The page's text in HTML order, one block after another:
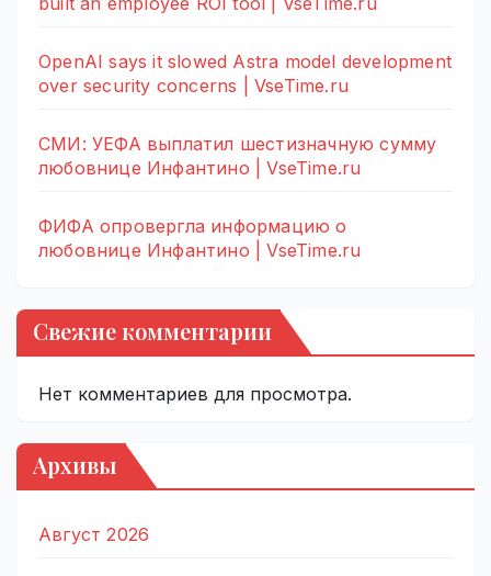
OpenAI says it slowed Astra model development
over security concerns | VseTime.ru
СМИ: УЕФА выплатил шестизначную сумму
любовнице Инфантино | VseTime.ru
ФИФА опровергла информацию о
любовнице Инфантино | VseTime.ru
Свежие комментарии
Нет комментариев для просмотра.
Архивы
Август 2026